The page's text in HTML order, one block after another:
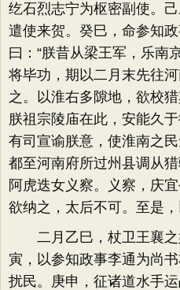
纥石烈志宁为枢密副使。
遣使来贺。癸巳，命参知
曰：“朕昔从梁王军，乐南
将毕功，期以二月末先往
之。以淮右多隙地，欲校
朕祖宗陵庙在此，安能久
有司宣谕朕意，使淮南之
都至河南府所过州县调从
阿虎迭女义察。义察，庆
欲纳之，太后不可。至是，
二月乙巳，杖卫王襄之
寅，以参知政事李通为尚
扰民。庚申，征诸道水手